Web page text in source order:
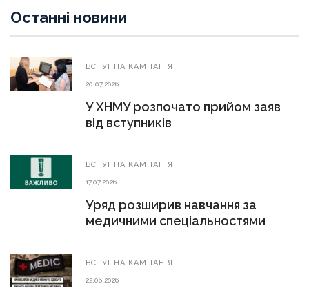
Останні новини
ВСТУПНА КАМПАНІЯ
20.07.2026
У ХНМУ розпочато прийом заяв
від вступників
ВСТУПНА КАМПАНІЯ
17.07.2026
Уряд розширив навчання за
медичними спеціальностями
ВСТУПНА КАМПАНІЯ
22.06.2026